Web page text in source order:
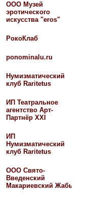
ООО Музей
эротического
искусства "eros"
РокоКлаб
ponominalu.ru
Нумизматический
клуб Raritetus
ИП Театральное
агентство Арт-
Партнёр XXI
ИП
Нумизматический
клуб Raritetus
ООО Свято-
Введенский
Макариевский Жабынский